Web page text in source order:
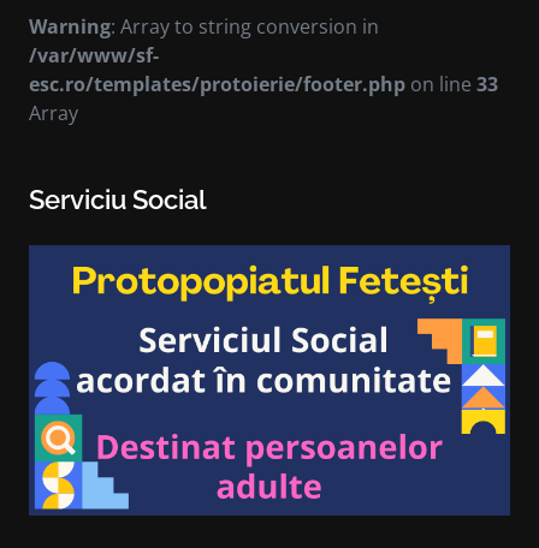
Warning: Array to string conversion in
/var/www/sf-
esc.ro/templates/protoierie/footer.php on line 33
Array
Serviciu Social